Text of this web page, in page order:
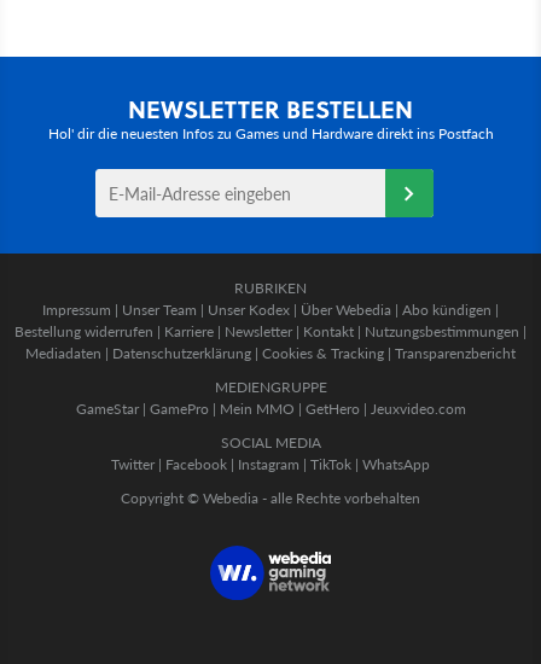
NEWSLETTER BESTELLEN
Hol' dir die neuesten Infos zu Games und Hardware direkt ins Postfach
RUBRIKEN
Impressum | Unser Team | Unser Kodex | Über Webedia | Abo kündigen |
Bestellung widerrufen | Karriere | Newsletter | Kontakt | Nutzungsbestimmungen |
Mediadaten | Datenschutzerklärung | Cookies & Tracking | Transparenzbericht
MEDIENGRUPPE
GameStar| GamePro | Mein MMO | GetHero | Jeuxvideo.com
SOCIAL MEDIA
Twitter | Facebook | Instagram | TikTok | WhatsApp
Copyright © Webedia - alle Rechte vorbehalten